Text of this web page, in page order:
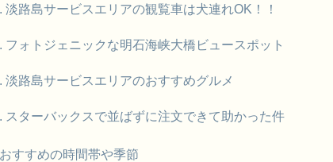
淡路島サービスエリアの観覧車は犬連れOK！！
フォトジェニックな明石海峡大橋ビュースポット
淡路島サービスエリアのおすすめグルメ
スターバックスで並ばずに注文できて助かった件
おすすめの時間帯や季節